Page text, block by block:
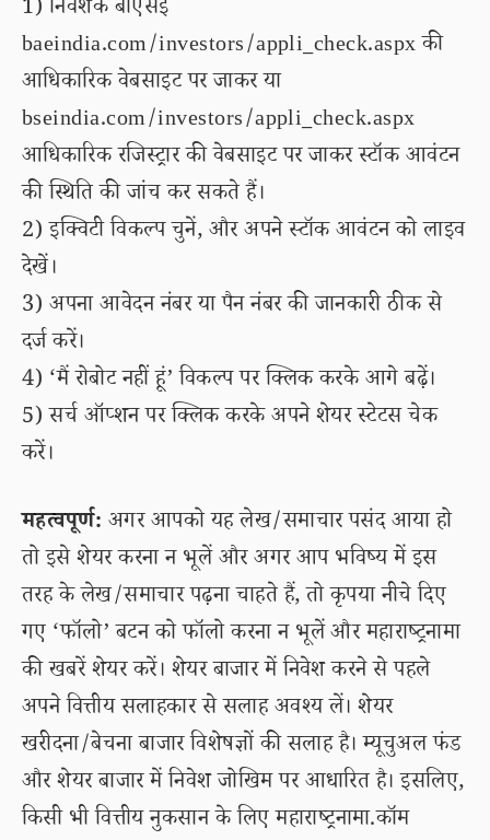
1) निवेशक बीएसई
baeindia.com/investors/appli_check.aspx की
आधिकारिक वेबसाइट पर जाकर या
bseindia.com/investors/appli_check.aspx
आधिकारिक रजिस्ट्रार की वेबसाइट पर जाकर स्टॉक आवंटन
की स्थिति की जांच कर सकते हैं।
2) इक्विटी विकल्प चुनें, और अपने स्टॉक आवंटन को लाइव
देखें।
3) अपना आवेदन नंबर या पैन नंबर की जानकारी ठीक से
दर्ज करें।
4) ‘मैं रोबोट नहीं हूं’ विकल्प पर क्लिक करके आगे बढ़ें।
5) सर्च ऑप्शन पर क्लिक करके अपने शेयर स्टेटस चेक
करें।
महत्वपूर्ण: अगर आपको यह लेख/समाचार पसंद आया हो
तो इसे शेयर करना न भूलें और अगर आप भविष्य में इस
तरह के लेख/समाचार पढ़ना चाहते हैं, तो कृपया नीचे दिए
गए ‘फॉलो’ बटन को फॉलो करना न भूलें और महाराष्ट्रनामा
की खबरें शेयर करें। शेयर बाजार में निवेश करने से पहले
अपने वित्तीय सलाहकार से सलाह अवश्य लें। शेयर
खरीदना/बेचना बाजार विशेषज्ञों की सलाह है। म्यूचुअल फंड
और शेयर बाजार में निवेश जोखिम पर आधारित है। इसलिए,
किसी भी वित्तीय नुकसान के लिए महाराष्ट्रनामा.कॉम